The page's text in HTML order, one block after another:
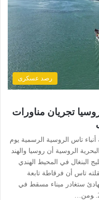
رصد عسكرى
تجريان مناورات
تاس الروسية الرسمية يوم
الروسية أن روسيا والهند
البنغال في المحيط الهندي
تاس أن فرقاطة تابعة
ستغادر ميناء مسقط في